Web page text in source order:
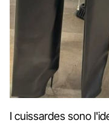
I cuissardes sono